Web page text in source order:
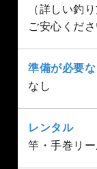
（詳しい釣
ご安心くださ
準備が必要
なし
レンタル
竿・手巻リ